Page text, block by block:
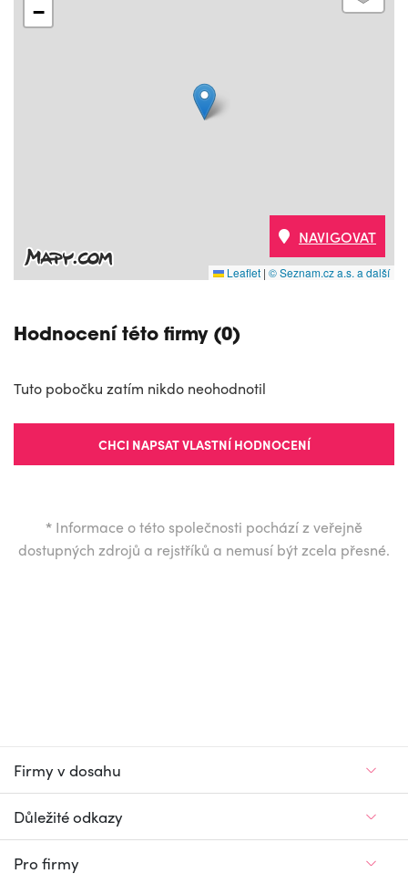
−
Leaflet | © Seznam.cz a.s. a další
NAVIGOVAT
Hodnocení této firmy (0)
Tuto pobočku zatím nikdo neohodnotil
CHCI NAPSAT VLASTNÍ HODNOCENÍ
* Informace o této společnosti pochází z veřejně
dostupných zdrojů a rejstříků a nemusí být zcela přesné.
Firmy v dosahu
Důležité odkazy
Pro firmy